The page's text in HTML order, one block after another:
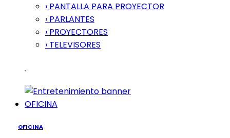
› PANTALLA PARA PROYECTOR
› PARLANTES
› PROYECTORES
› TELEVISORES
OFICINA
OFICINA